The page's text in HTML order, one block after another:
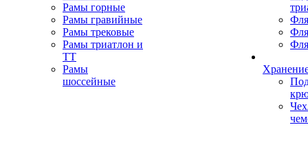
Рамы горные
Рамы гравийные
Рамы трековые
Рамы триатлон и
ТТ
Рамы
шоссейные